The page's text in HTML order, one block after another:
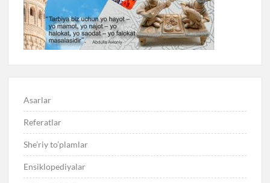
Asarlar
Referatlar
She’riy to’plamlar
Ensiklopediyalar